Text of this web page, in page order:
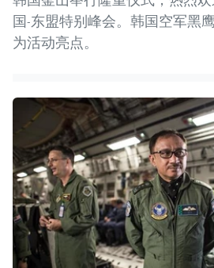
国-东盟特别峰会。韩国空军黑
为活动亮点。